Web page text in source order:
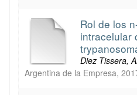
Rol de los
intracelular
Diez Tissera,
Argentina de la Empresa,